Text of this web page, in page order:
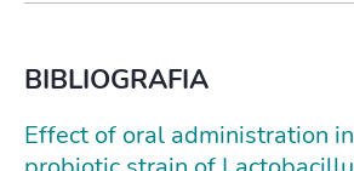
BIBLIOGRAFIA
Effect of oral administration